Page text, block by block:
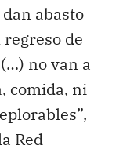
abasto
regreso de
no van a
comida, ni
Red